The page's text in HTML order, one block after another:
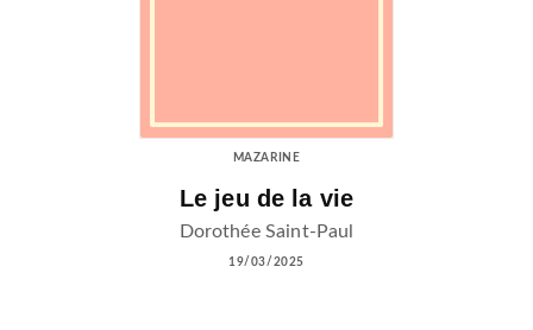
MAZARINE
Le jeu de la vie
Dorothée Saint-Paul
19/03/2025